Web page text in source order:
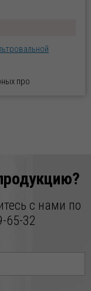
уже на
ЦИНК
с нами по
65-32